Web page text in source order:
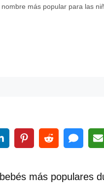
más popular para las
más populares